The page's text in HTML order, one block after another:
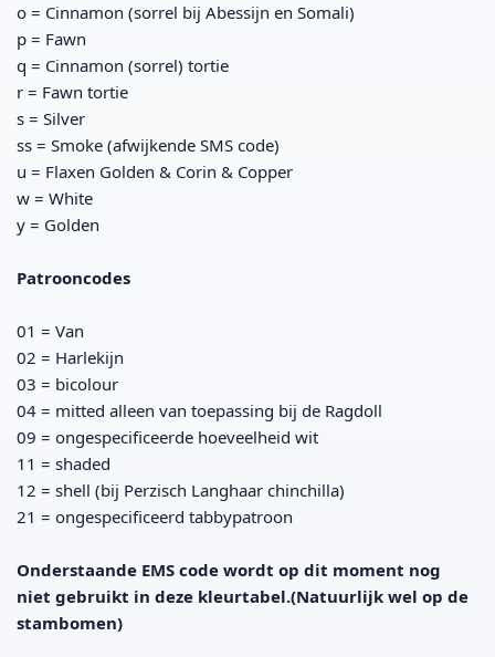
o = Cinnamon (sorrel bij Abessijn en Somali)
p = Fawn
q = Cinnamon (sorrel) tortie
r = Fawn tortie
s = Silver
ss = Smoke (afwijkende SMS code)
u = Flaxen Golden & Corin & Copper
w = White
y = Golden
Patrooncodes
01 = Van
02 = Harlekijn
03 = bicolour
04 = mitted alleen van toepassing bij de Ragdoll
09 = ongespecificeerde hoeveelheid wit
11 = shaded
12 = shell (bij Perzisch Langhaar chinchilla)
21 = ongespecificeerd tabbypatroon
Onderstaande EMS code wordt op dit moment nog
niet gebruikt in deze kleurtabel.(Natuurlijk wel op de
stambomen)